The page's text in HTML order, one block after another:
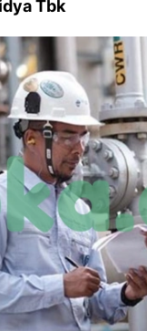
Tbk